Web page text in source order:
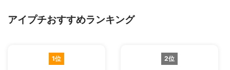
アイプチおすすめランキング
1位 2位